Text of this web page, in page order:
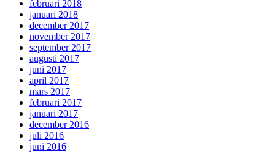
februari 2018
januari 2018
december 2017
november 2017
september 2017
augusti 2017
juni 2017
april 2017
mars 2017
februari 2017
januari 2017
december 2016
juli 2016
juni 2016